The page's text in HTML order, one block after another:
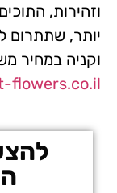
וזהירות,
יותר, שתתרום
וקניה במחיר